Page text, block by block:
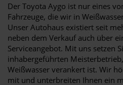
Der Toyota Aygo ist nur eines
Fahrzeuge, die wir in
Unser Autohaus existiert seit
neben dem Verkauf auch über
Serviceangebot. Mit uns setzen
inhabergeführten
Weißwasser verankert ist. Wir
mit und unterbreiten Ihnen ein